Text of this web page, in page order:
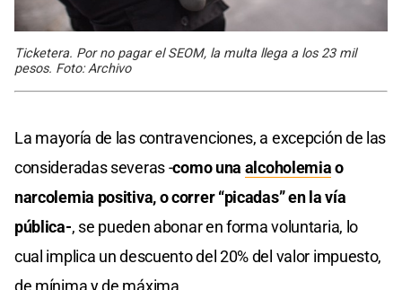
Ticketera. Por no pagar el SEOM, la multa llega a los 23 mil
pesos. Foto: Archivo
La mayoría de las contravenciones, a excepción de las
consideradas severas -como una alcoholemiao
narcolemia positiva, o correr “picadas” en la vía
pública-, se pueden abonar en forma voluntaria, lo
cual implica un descuento del 20% del valor impuesto,